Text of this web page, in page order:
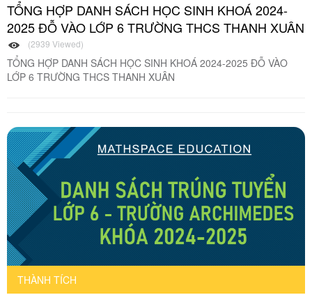
TỔNG HỢP DANH SÁCH HỌC SINH KHOÁ 2024-
2025 ĐỖ VÀO LỚP 6 TRƯỜNG THCS THANH XUÂN
(2939 Viewed)
TỔNG HỢP DANH SÁCH HỌC SINH KHOÁ 2024-2025 ĐỖ VÀO
LỚP 6 TRƯỜNG THCS THANH XUÂN
THÀNH TÍCH